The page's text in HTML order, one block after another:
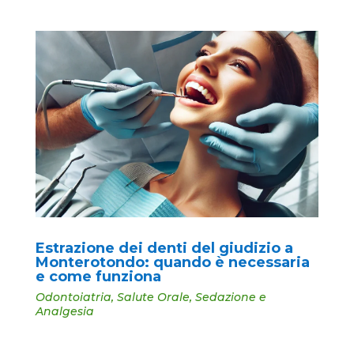
Estrazione dei denti del giudizio a
Monterotondo: quando è necessaria
e come funziona
Odontoiatria, Salute Orale, Sedazione e
Analgesia